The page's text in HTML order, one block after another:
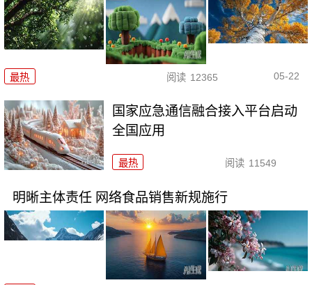
最热 阅读 12365 05-22
国家应急通信融合接入平台启动
全国应用
最热 阅读 11549
明晰主体责任 网络食品销售新规施行